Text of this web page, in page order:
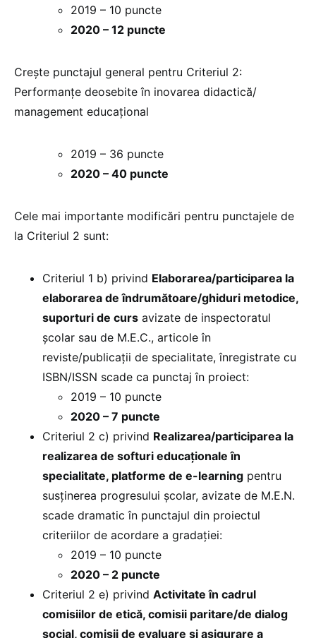
2019 – 10 puncte
2020 – 12 puncte
Crește punctajul general pentru Criteriul 2:
Performanţe deosebite în inovarea didactică/
management educațional
2019 – 36 puncte
2020 – 40 puncte
Cele mai importante modificări pentru punctajele de
la Criteriul 2 sunt:
Criteriul 1 b) privind Elaborarea/participarea la
elaborarea de îndrumătoare/ghiduri metodice,
suporturi de curs avizate de inspectoratul
şcolar sau de M.E.C., articole în
reviste/publicaţii de specialitate, înregistrate cu
ISBN/ISSN scade ca punctaj în proiect:
2019 – 10 puncte
2020 – 7 puncte
Criteriul 2 c) privind Realizarea/participarea la
realizarea de softuri educaţionale în
specialitate, platforme de e-learning pentru
susţinerea progresului şcolar, avizate de M.E.N.
scade dramatic în punctajul din proiectul
criteriilor de acordare a gradației:
2019 – 10 puncte
2020 – 2 puncte
Criteriul 2 e) privind Activitate în cadrul
comisiilor de etică, comisii paritare/de dialog
social, comisii de evaluare şi asigurare a